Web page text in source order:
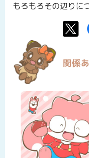
もろもろその辺りに
関係